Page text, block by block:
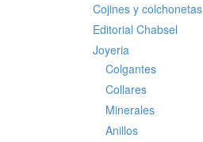
Cojines y colchonetas
Editorial Chabsel
Joyeria
Colgantes
Collares
Minerales
Anillos